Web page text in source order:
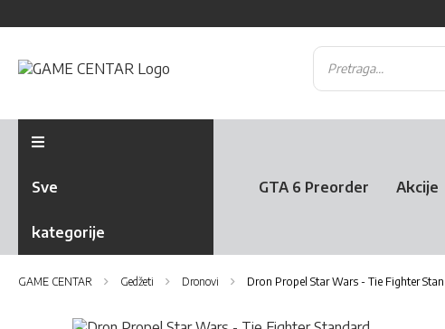
Sve
kategorije
GTA 6 Preorder Akcije
GAME CENTAR Gedžeti Dronovi Dron Propel Star Wars - Tie Fighter